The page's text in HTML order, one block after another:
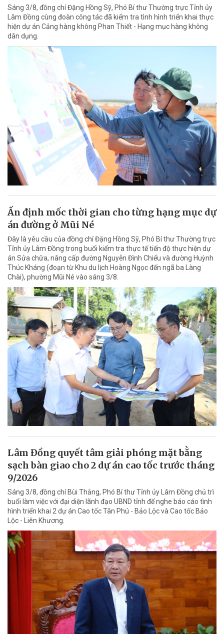
Sáng 3/8, đồng chí Đặng Hồng Sỹ, Phó Bí thư Thường trực Tỉnh ủy
Lâm Đồng cùng đoàn công tác đã kiểm tra tình hình triển khai thực
hiện dự án Cảng hàng không Phan Thiết - Hạng mục hàng không
dân dụng.
Ấn định mốc thời gian cho từng hạng mục dự
án đường ở Mũi Né
Đây là yêu cầu của đồng chí Đặng Hồng Sỹ, Phó Bí thư Thường trực
Tỉnh ủy Lâm Đồng trong buổi kiểm tra thực tế tiến độ thực hiện dự
án Sửa chữa, nâng cấp đường Nguyễn Đình Chiểu và đường Huỳnh
Thúc Kháng (đoạn từ Khu du lịch Hoàng Ngọc đến ngã ba Làng
Chài), phường Mũi Né vào sáng 3/8.
Lâm Đồng quyết tâm giải phóng mặt bằng
sạch bàn giao cho 2 dự án cao tốc trước tháng
9/2026
Sáng 3/8, đồng chí Bùi Thắng, Phó Bí thư Tỉnh ủy Lâm Đồng chủ trì
buổi làm việc với đại diện lãnh đạo UBND tỉnh để nghe báo cáo tình
hình triển khai 2 dự án Cao tốc Tân Phú - Bảo Lộc và Cao tốc Bảo
Lộc - Liên Khương.